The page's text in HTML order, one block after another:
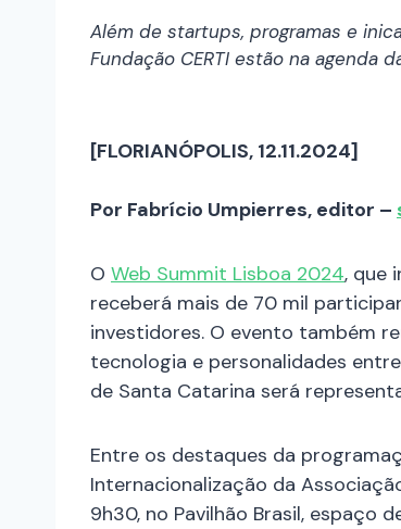
Além de startups, programas e
Fundação CERTI estão na agenda
[FLORIANÓPOLIS, 12.11.2024]
Por Fabrício Umpierres, editor –
O Web Summit Lisboa 2024, que
receberá mais de 70 mil
investidores. O evento também
tecnologia e personalidades
de Santa Catarina será
Entre os destaques da
Internacionalização da
9h30, no Pavilhão Brasil, espaço